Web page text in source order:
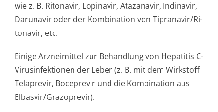
wie z. B. Ritonavir, Lopinavir, Atazanavir, Indinavir,
Darunavir oder der Kombination von Tipranavir/Ri­
tonavir, etc.
Einige Arzneimittel zur Behandlung von Hepatitis C-
Virusinfektionen der Leber (z. B. mit dem Wirkstoff
Telaprevir, Boceprevir und die Kombination aus
Elbasvir/Grazo­previr).